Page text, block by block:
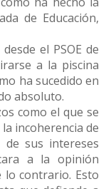
de Educación,
el PSOE de
a la piscina
ha sucedido en
absoluto.
como el que se
incoherencia de
sus intereses
a la opinión
lo contrario. Esto